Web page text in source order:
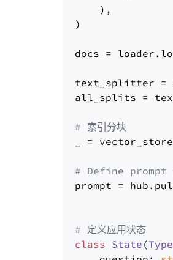
    ),
)
docs =
text_splitter =
all_splits =
# 索引分块
_ =
# Define
prompt =
# 定义应用状态
class State (